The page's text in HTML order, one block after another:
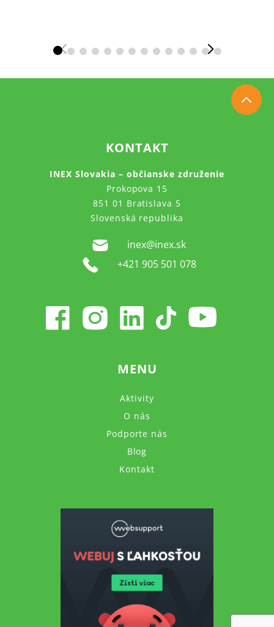
KONTAKT
INEX Slovakia – občianske združenie
Prokopova 15
851 01 Bratislava 5
Slovenská republika
inex@inex.sk
+421 905 501 078
MENU
Aktivity
O nás
Podporte nás
Blog
Kontakt